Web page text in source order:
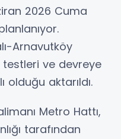
2026 Cuma
Arnavutköy
ve devreye
olduğu aktarıldı.
Metro Hattı,
tarafından